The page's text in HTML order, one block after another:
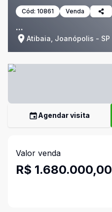
Cód: 10861 Venda
...
Atibaia, Joanópolis - SP
Agendar visita
Valor venda
R$ 1.680.000,00